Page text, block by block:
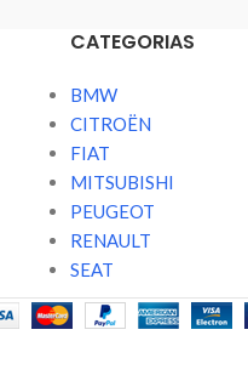
CATEGORIAS
BMW
CITROËN
FIAT
MITSUBISHI
PEUGEOT
RENAULT
SEAT